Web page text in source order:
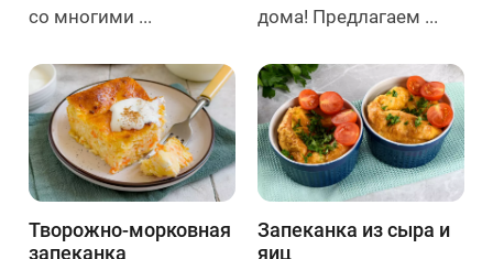
со многими ...
дома! Предлагаем ...
Творожно-морковная
запеканка
Запеканка из сыра и
яиц